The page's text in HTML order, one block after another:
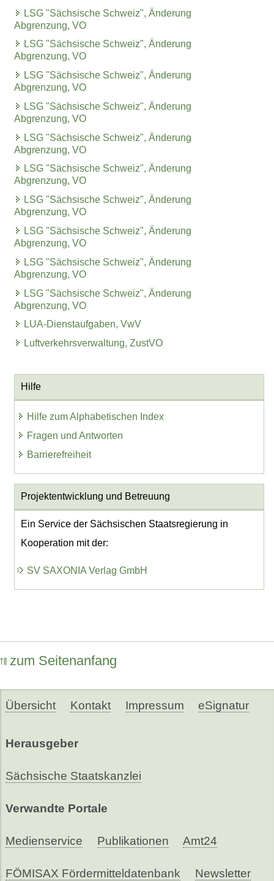
LSG "Sächsische Schweiz", Änderung
Abgrenzung, VO
LSG "Sächsische Schweiz", Änderung
Abgrenzung, VO
LSG "Sächsische Schweiz", Änderung
Abgrenzung, VO
LSG "Sächsische Schweiz", Änderung
Abgrenzung, VO
LSG "Sächsische Schweiz", Änderung
Abgrenzung, VO
LSG "Sächsische Schweiz", Änderung
Abgrenzung, VO
LSG "Sächsische Schweiz", Änderung
Abgrenzung, VO
LSG "Sächsische Schweiz", Änderung
Abgrenzung, VO
LSG "Sächsische Schweiz", Änderung
Abgrenzung, VO
LSG "Sächsische Schweiz", Änderung
Abgrenzung, VO
LUA-Dienstaufgaben, VwV
Luftverkehrsverwaltung, ZustVO
Hilfe
Hilfe zum Alphabetischen Index
Fragen und Antworten
Barrierefreiheit
Projektentwicklung und Betreuung
Ein Service der Sächsischen Staatsregierung in
Kooperation mit der:
SV SAXONIA Verlag GmbH
zum Seitenanfang
Übersicht Kontakt Impressum eSignatur
Herausgeber
Sächsische Staatskanzlei
Verwandte Portale
Medienservice Publikationen Amt24
FÖMISAX Fördermitteldatenbank Newsletter